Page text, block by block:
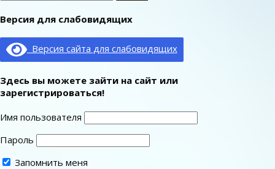
Версия для слабовидящих
Версия сайта для слабовидящих
Здесь вы можете зайти на сайт или
зарегистрироваться!
Имя пользователя
Пароль
Запомнить меня